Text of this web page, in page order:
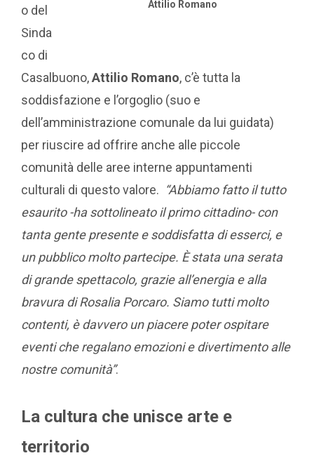
Attilio Romano
o del
Sinda
co di
Casalbuono,Attilio Romano, c’è tutta la
soddisfazione e l’orgoglio (suo e
dell’amministrazione comunale da lui guidata)
per riuscire ad offrire anche alle piccole
comunità delle aree interne appuntamenti
culturali di questo valore. “Abbiamo fatto il tutto
esaurito -ha sottolineato il primo cittadino- con
tanta gente presente e soddisfatta di esserci, e
un pubblico molto partecipe. È stata una serata
di grande spettacolo, grazie all’energia e alla
bravura di Rosalia Porcaro. Siamo tutti molto
contenti, è davvero un piacere poter ospitare
eventi che regalano emozioni e divertimento alle
nostre comunità”.
La cultura che unisce arte e
territorio